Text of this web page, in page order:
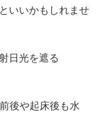
いいかもしれませ
日光を遮る
後や起床後も水